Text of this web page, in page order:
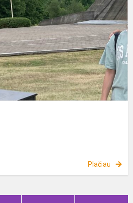
Plačiau